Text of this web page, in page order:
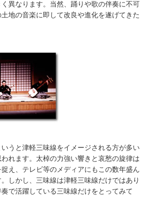
異なります。当然、踊りや歌の伴奏に不可
地の音楽に即して改良や進化を遂げてきた
うと津軽三味線をイメージされる方が多い
れます。太棹の力強い響きと哀愁の旋律は
え、テレビ等のメディアにもこの数年盛ん
しかし、三味線は津軽三味線だけではあり
で活躍している三味線だけをとってみて